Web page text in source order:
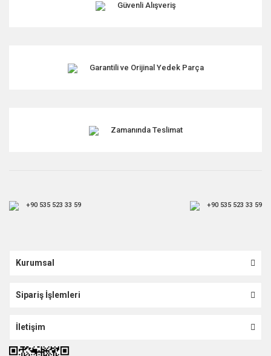
Güvenli Alışveriş
Garantili ve Orijinal Yedek Parça
Zamanında Teslimat
+90 535 523 33 59 +90 535 523 33 59
Kurumsal
Sipariş İşlemleri
İletişim